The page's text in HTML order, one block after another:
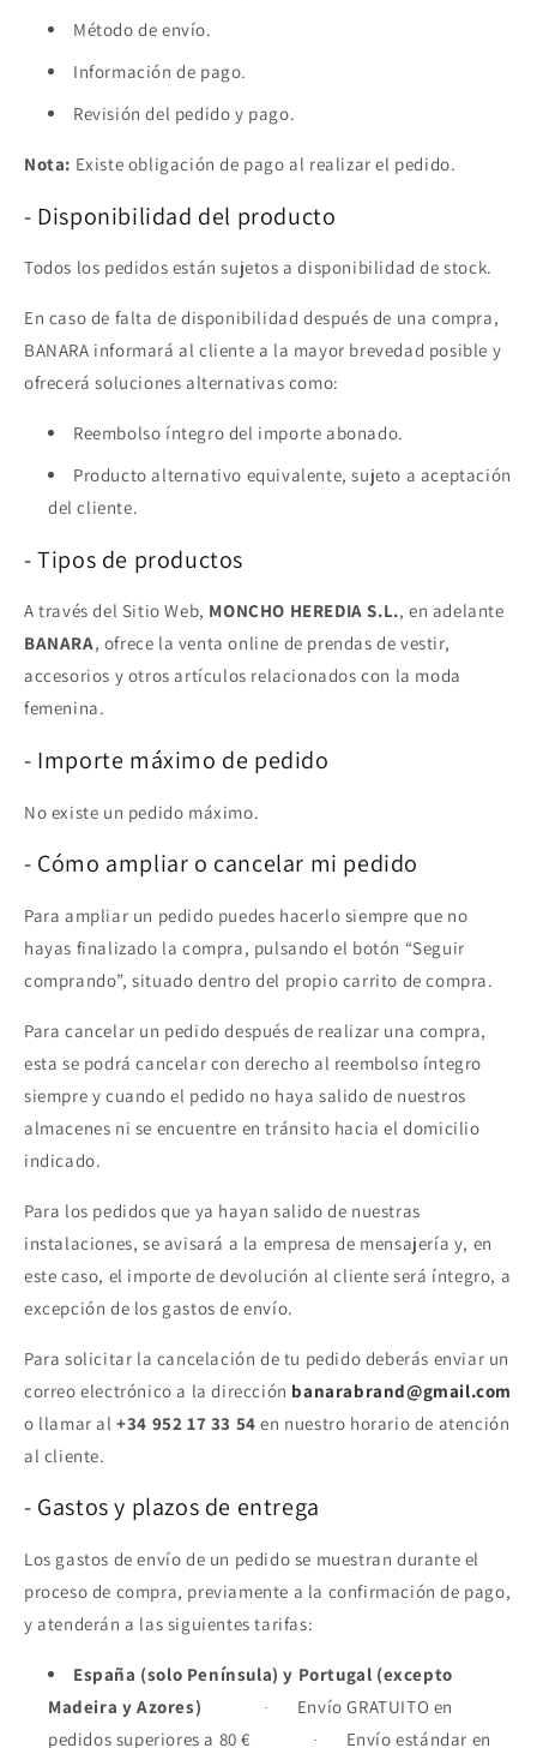
Método de envío.
Información de pago.
Revisión del pedido y pago.
Nota: Existe obligación de pago al realizar el pedido.
- Disponibilidad del producto
Todos los pedidos están sujetos a disponibilidad de stock.
En caso de falta de disponibilidad después de una compra,
BANARA informará al cliente a la mayor brevedad posible y
ofrecerá soluciones alternativas como:
Reembolso íntegro del importe abonado.
Producto alternativo equivalente, sujeto a aceptación
del cliente.
- Tipos de productos
A través del Sitio Web, MONCHO HEREDIA S.L., en adelante
BANARA, ofrece la venta online de prendas de vestir,
accesorios y otros artículos relacionados con la moda
femenina.
- Importe máximo de pedido
No existe un pedido máximo.
- Cómo ampliar o cancelar mi pedido
Para ampliar un pedido puedes hacerlo siempre que no
hayas finalizado la compra, pulsando el botón “Seguir
comprando”, situado dentro del propio carrito de compra.
Para cancelar un pedido después de realizar una compra,
esta se podrá cancelar con derecho al reembolso íntegro
siempre y cuando el pedido no haya salido de nuestros
almacenes ni se encuentre en tránsito hacia el domicilio
indicado.
Para los pedidos que ya hayan salido de nuestras
instalaciones, se avisará a la empresa de mensajería y, en
este caso, el importe de devolución al cliente será íntegro, a
excepción de los gastos de envío.
Para solicitar la cancelación de tu pedido deberás enviar un
correo electrónico a la dirección banarabrand@gmail.com
o llamar al+34 952 17 33 54 en nuestro horario de atención
al cliente.
- Gastos y plazos de entrega
Los gastos de envío de un pedido se muestran durante el
proceso de compra, previamente a la confirmación de pago,
y atenderán a las siguientes tarifas:
España (solo Península) y Portugal (excepto
Madeira y Azores)
·
Envío GRATUITO en
pedidos superiores a 80 €
· Envío estándar en